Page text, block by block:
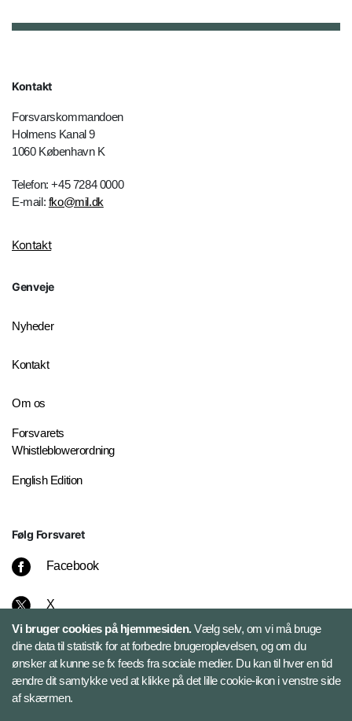
Kontakt
Forsvarskommandoen
Holmens Kanal 9
1060 København K
Telefon: +45 7284 0000
E-mail: fko@mil.dk
Kontakt
Genveje
Nyheder
Kontakt
Om os
Forsvarets
Whistleblowerordning
English Edition
Følg Forsvaret
Facebook
X
Instagram
Bluesky
Vi bruger cookies på hjemmesiden.Vælg selv, om vi må bruge
dine data til statistik for at forbedre brugeroplevelsen, og om du
ønsker at kunne se fx feeds fra sociale medier. Du kan til hver en tid
ændre dit samtykke ved at klikke på det lille cookie-ikon i venstre side
af skærmen.